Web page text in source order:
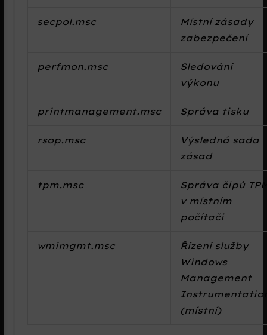
secpol.msc
Místní zásady
zabezpečení
perfmon.msc
Sledování
výkonu
printmanagement.msc Správa tisku
rsop.msc
Výsledná sada
zásad
tpm.msc
Správa čipů
v místním
počítači
wmimgmt.msc
Řízení služby
Windows
Management
(místní)